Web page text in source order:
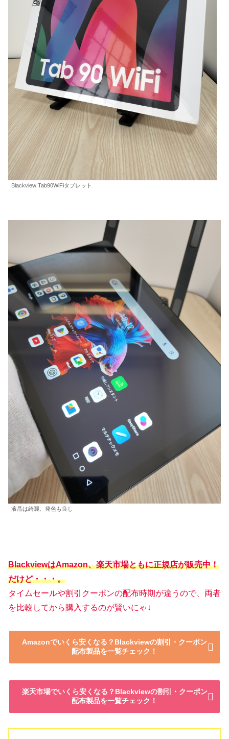
Blackview Tab90WiFiタブレット
液晶は綺麗。発色も良し
BlackviewはAmazon、楽天市場ともに正規店が販売中！
だけど・・・。
タイムセールや割引クーポンの配布時期が違うので、両者
を比較してから購入するのが賢いにゃ↓
Amazonでいくら安くなる？Blackviewの割引・クーポン
配布製品を一覧チェック！
楽天市場でいくら安くなる？Blackviewの割引・クーポン
配布製品を一覧チェック！